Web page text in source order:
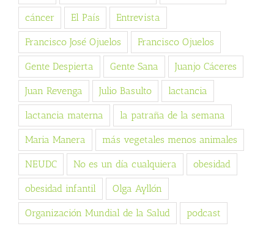
cáncer El País Entrevista
Francisco José Ojuelos Francisco Ojuelos
Gente Despierta Gente Sana Juanjo Cáceres
Juan Revenga Julio Basulto lactancia
lactancia materna la patraña de la semana
Maria Manera más vegetales menos animales
NEUDC No es un día cualquiera obesidad
obesidad infantil Olga Ayllón
Organización Mundial de la Salud podcast